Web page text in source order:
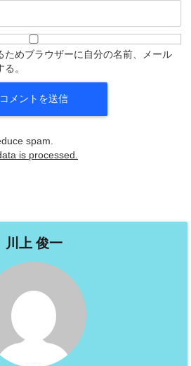
ためブラウザーに自分の名前、メール
。
spam.
is processed.
川上 俊一